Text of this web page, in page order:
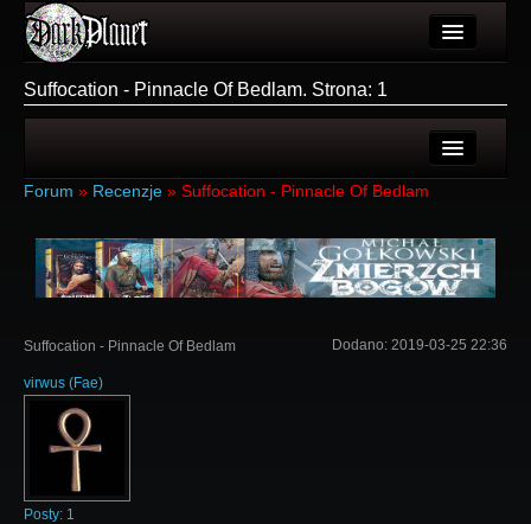
Użytkownicy
Forum
Login
Suffocation - Pinnacle Of Bedlam. Strona: 1
Ostatnie tematy
Nowe tematy
Login
Forum » Recenzje » Suffocation - Pinnacle Of Bedlam
Suffocation - Pinnacle Of Bedlam Dodano: 2019-03-25 22:36
virwus (Fae)
Posty: 1